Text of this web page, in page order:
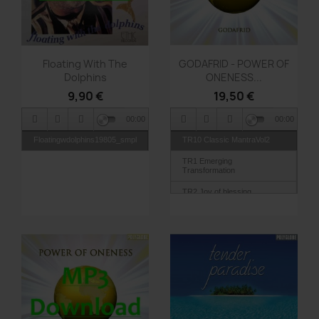
Vorschau
Floating With The
Dolphins
9,90 €
Floatingwdolphins19805_smpl
00:00
Vorschau
GODAFRID - POWER OF
ONENESS...
19,50 €
TR10 Classic MantraVol2
TR1 Emerging
Transformation
TR2 Joy of blessing
TR4 One World
TR5 Tat Vam Asi
TR6 Its time
TR7 Into Awakening
00:00